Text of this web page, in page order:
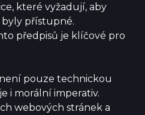
které vyžadují, aby
přístupné.
předpisů je klíčové pro
pouze technickou
i morální imperativ.
webových stránek a